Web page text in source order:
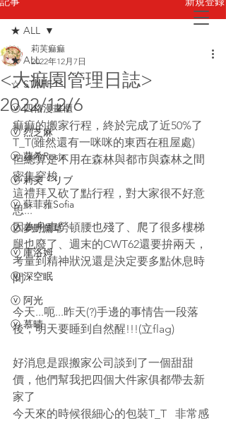
お問い合わせ
★ ALL
☆ STAFF
ⓥ 四格漫畫櫃
ⓥ 烈芝麻
ⓥ 蘿希Rosie
ⓥ 莉芙・リブ
ⓥ 蘇菲蕥Sofia
ⓥ 夢野薰草
ⓥ 庫洛姆
ⓥ 深空眠
ⓥ 阿光
ⓥ 慕晴
★ ALL
<大痲園管理日誌>
2022/12/6
莉芙痲痲
2022年12月7日
痲痲的搬家行程，終於完成了近50%了
T_T(雖然還有一咪咪的東西在租屋處)
但總算是不用在森林與都市與森林之間
密集穿梭
這禮拜又砍了點行程，對大家很不好意
思...
因為舟車勞頓腰也殘了、爬了很多樓梯
腿也廢了、週末的CWT62還要拚兩天，
考量到精神狀況還是決定要多點休息時
間
今天...呃...昨天(?)手邊的事情告一段落
後，明天要睡到自然醒!!!(立flag)
好消息是跟搬家公司談到了一個甜甜
價，他們幫我把四個大件家俱都帶去新
家了
今天來的時候很細心的包裝T_T   非常感